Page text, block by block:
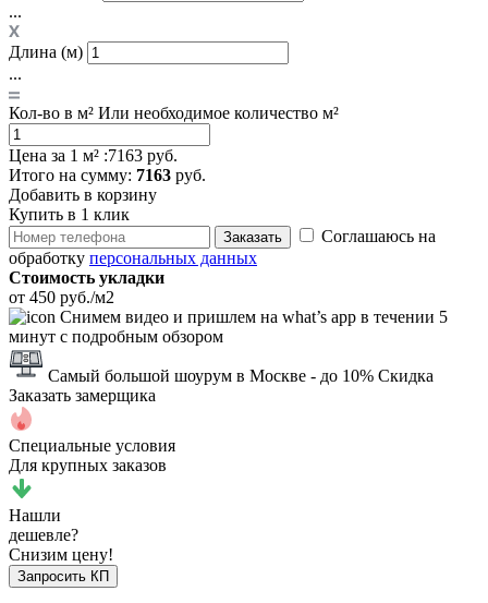
...
Длина (м)
...
Кол-во в м² Или необходимое количество м²
Цена за 1 м² :7163 руб.
Итого на сумму: 7163 руб.
Добавить в корзину
Купить в 1 клик
Заказать
Соглашаюсь на
обработку персональных данных
Стоимость укладки
от 450 руб./м2
Снимем видео и пришлем на what’s app в течении 5
минут с подробным обзором
Самый большой шоурум в Москве - до 10% Скидка
Заказать замерщика
Специальные условия
Для крупных заказов
Нашли
дешевле?
Снизим цену!
Запросить КП